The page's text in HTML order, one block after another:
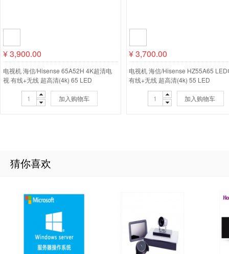
¥3,900.00
电视机 海信/Hisense 65A52H 4K超清电
视 有线+无线 超高清(4k) 65 LED
加入购物车
¥3,700.00
电视机 海信/Hisense HZ55A65
有线+无线 超高清(4k) 55 LED
加入购物车
猜你喜欢